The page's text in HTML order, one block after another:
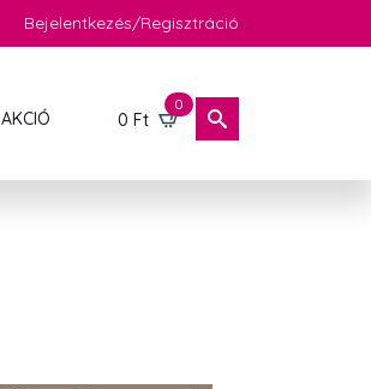
Bejelentkezés/Regisztráció
AKCIÓ 0 Ft
0